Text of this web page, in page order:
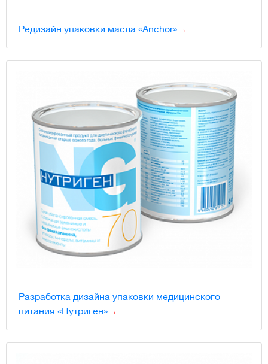
Редизайн упаковки масла «Anchor»
Разработка дизайна упаковки медицинского
питания «Нутриген»